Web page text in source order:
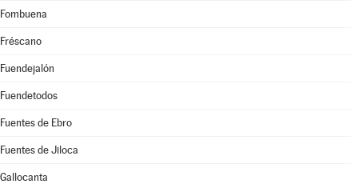
Fombuena
Fréscano
Fuendejalón
Fuendetodos
Fuentes de Ebro
Fuentes de Jiloca
Gallocanta